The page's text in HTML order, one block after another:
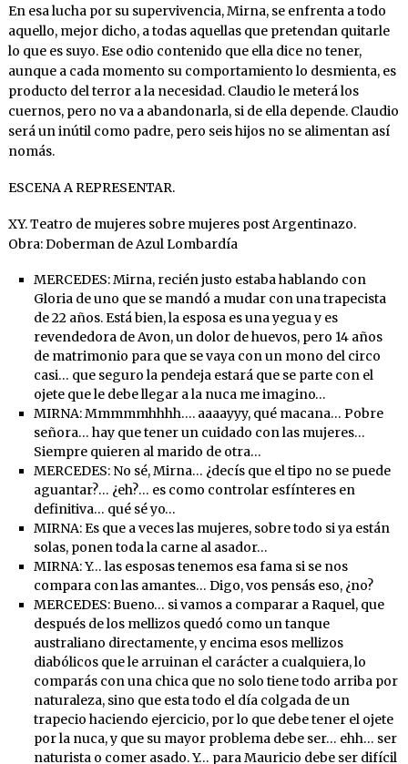
En esa lucha por su supervivencia, Mirna, se enfrenta a todo
aquello, mejor dicho, a todas aquellas que pretendan quitarle
lo que es suyo. Ese odio contenido que ella dice no tener,
aunque a cada momento su comportamiento lo desmienta, es
producto del terror a la necesidad. Claudio le meterá los
cuernos, pero no va a abandonarla, si de ella depende. Claudio
será un inútil como padre, pero seis hijos no se alimentan así
nomás.
ESCENA A REPRESENTAR.
XY. Teatro de mujeres sobre mujeres post Argentinazo.
Obra: Doberman de Azul Lombardía
MERCEDES: Mirna, recién justo estaba hablando con
Gloria de uno que se mandó a mudar con una trapecista
de 22 años. Está bien, la esposa es una yegua y es
revendedora de Avon, un dolor de huevos, pero 14 años
de matrimonio para que se vaya con un mono del circo
casi… que seguro la pendeja estará que se parte con el
ojete que le debe llegar a la nuca me imagino…
MIRNA: Mmmmmhhhh…. aaaayyy, qué macana… Pobre
señora… hay que tener un cuidado con las mujeres…
Siempre quieren al marido de otra…
MERCEDES: No sé, Mirna… ¿decís que el tipo no se puede
aguantar?… ¿eh?… es como controlar esfínteres en
definitiva… qué sé yo…
MIRNA: Es que a veces las mujeres, sobre todo si ya están
solas, ponen toda la carne al asador…
MIRNA: Y… las esposas tenemos esa fama si se nos
compara con las amantes… Digo, vos pensás eso, ¿no?
MERCEDES: Bueno… si vamos a comparar a Raquel, que
después de los mellizos quedó como un tanque
australiano directamente, y encima esos mellizos
diabólicos que le arruinan el carácter a cualquiera, lo
comparás con una chica que no solo tiene todo arriba por
naturaleza, sino que esta todo el día colgada de un
trapecio haciendo ejercicio, por lo que debe tener el ojete
por la nuca, y que su mayor problema debe ser… ehh… ser
naturista o comer asado. Y… para Mauricio debe ser difícil